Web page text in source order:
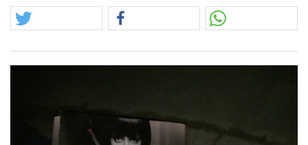
Festhalten! Festhalten was uns antreibt, festhalten was wir
mögen, festhalten wen und was wir lieben.